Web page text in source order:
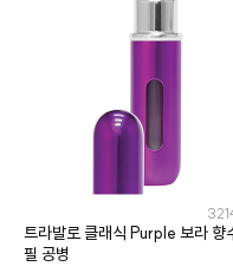
트라발로 클래식 Purple 보라 향
필 공병